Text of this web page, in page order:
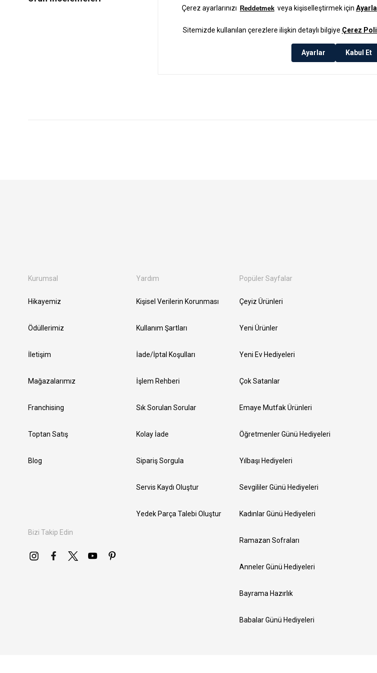
Kurumsal
Hikayemiz
Ödüllerimiz
İletişim
Mağazalarımız
Franchising
Toptan Satış
Blog
Bizi Takip Edin
Yardım
Kişisel Verilerin Korunması
Kullanım Şartları
İade/İptal Koşulları
İşlem Rehberi
Sık Sorulan Sorular
Kolay İade
Sipariş Sorgula
Servis Kaydı Oluştur
Yedek Parça Talebi Oluştur
Popüler Sayfalar
Çeyiz Ürünleri
Yeni Ürünler
Yeni Ev Hediyeleri
Çok Satanlar
Emaye Mutfak Ürünleri
Öğretmenler Günü Hediyeleri
Yılbaşı Hediyeleri
Sevgililer Günü Hediyeleri
Kadınlar Günü Hediyeleri
Ramazan Sofraları
Anneler Günü Hediyeleri
Bayrama Hazırlık
Babalar Günü Hediyeleri